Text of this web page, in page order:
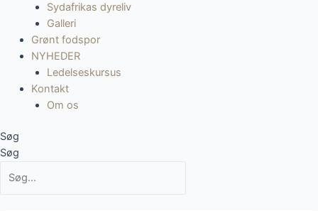
Sydafrikas dyreliv
Galleri
Grønt fodspor
NYHEDER
Ledelseskursus
Kontakt
Om os
Søg
Søg